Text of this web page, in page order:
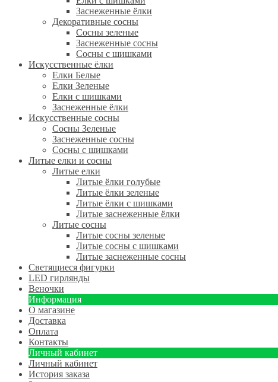
Заснеженные ёлки
Декоративные сосны
Сосны зеленые
Заснеженные сосны
Сосны с шишками
Искусственные ёлки
Елки Белые
Елки Зеленые
Елки с шишками
Заснеженные ёлки
Искусственные сосны
Сосны Зеленые
Заснеженные сосны
Сосны с шишками
Литые елки и сосны
Литые елки
Литые ёлки голубые
Литые ёлки зеленые
Литые ёлки с шишками
Литые заснеженные ёлки
Литые сосны
Литые сосны зеленые
Литые сосны с шишками
Литые заснеженные сосны
Светящиеся фигурки
LED гирлянды
Веночки
Информация
О магазине
Доставка
Оплата
Контакты
Личный кабинет
Личный кабинет
История заказа